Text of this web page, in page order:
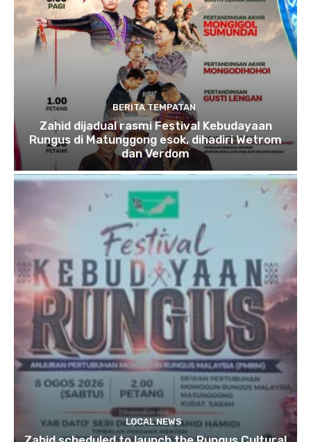
BERITA TEMPATAN
Zahid dijadual rasmi Festival Kebudayaan
Rungus di Matunggong esok, dihadiri Wetrom
dan Verdom
LOCAL NEWS